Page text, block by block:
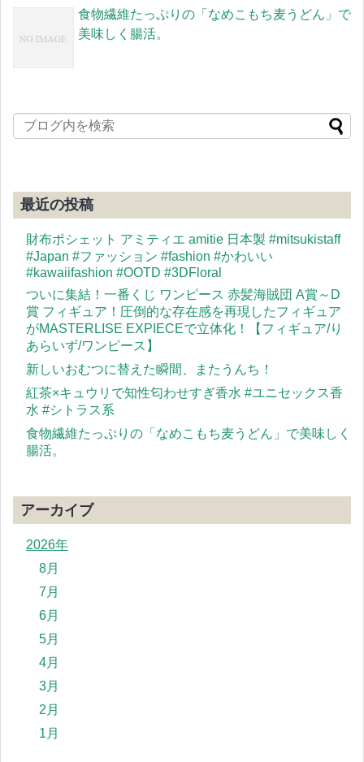
食物繊維たっぷりの「なめこもち麦うどん」で
美味しく腸活。
最近の投稿
財布ポシェット アミティエ amitie 日本製 #mitsukistaff
#Japan #ファッション #fashion #かわいい
#kawaiifashion #OOTD #3DFloral
ついに集結！一番くじ ワンピース 赤髪海賊団 A賞～D
賞 フィギュア！圧倒的な存在感を再現したフィギュア
がMASTERLISE EXPIECEで立体化！【フィギュア/り
あらいず/ワンピース】
新しいおむつに替えた瞬間、またうんち！
紅茶×キュウリで知性匂わせすぎ香水 #ユニセックス香
水 #シトラス系
食物繊維たっぷりの「なめこもち麦うどん」で美味しく
腸活。
アーカイブ
2026年
8月
7月
6月
5月
4月
3月
2月
1月